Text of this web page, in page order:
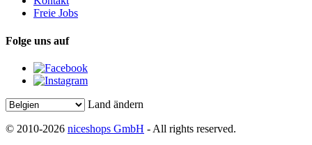
Freie Jobs
Folge uns auf
Land ändern
© 2010-2026 niceshops GmbH - All rights reserved.